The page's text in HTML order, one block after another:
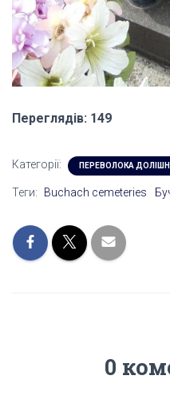
Переглядів: 149
Категорії: ПЕРЕВОЛОКА
Теги: Buchach cemeteries
0